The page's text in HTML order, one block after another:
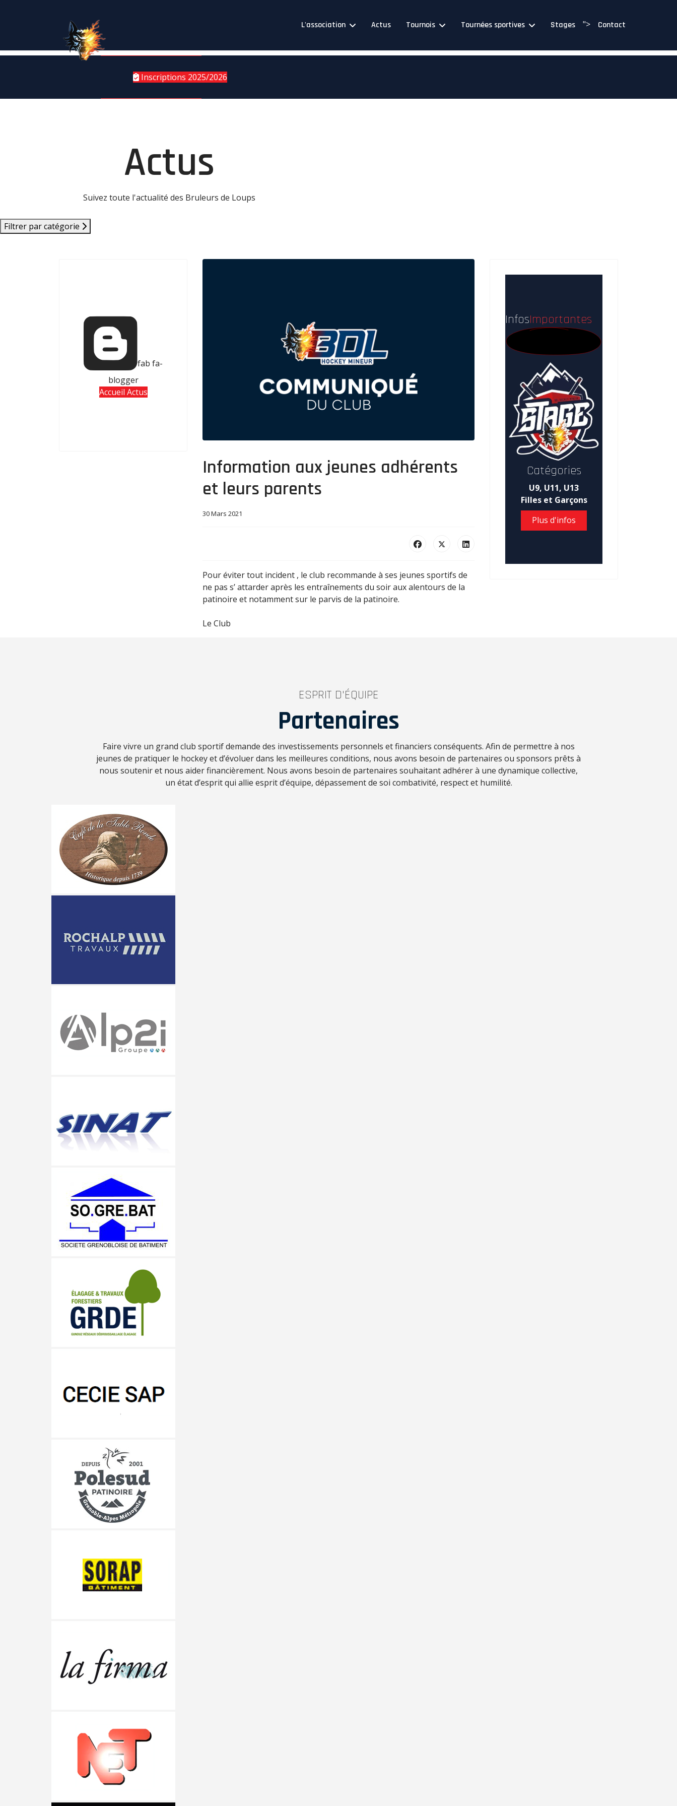
L'association Actus Tournois Tournées sportives Stages "> Contact
Inscriptions 2025/2026
Actus
Suivez toute l'actualité des Bruleurs de Loups
Filtrer par catégorie
fab fa-
blogger
Accueil Actus
Information aux jeunes adhérents
et leurs parents
30 Mars 2021
Pour éviter tout incident , le club recommande à ses jeunes sportifs de
ne pas s’ attarder après les entraînements du soir aux alentours de la
patinoire et notamment sur le parvis de la patinoire.
Le Club
InfosImportantes
Catégories
U9, U11, U13
Filles et Garçons
Plus d'infos
ESPRIT D'ÉQUIPE
Partenaires
Faire vivre un grand club sportif demande des investissements personnels et financiers conséquents. Afin de permettre à nos
jeunes de pratiquer le hockey et d’évoluer dans les meilleures conditions, nous avons besoin de partenaires ou sponsors prêts à
nous soutenir et nous aider financièrement. Nous avons besoin de partenaires souhaitant adhérer à une dynamique collective,
un état d’esprit qui allie esprit d’équipe, dépassement de soi combativité, respect et humilité.